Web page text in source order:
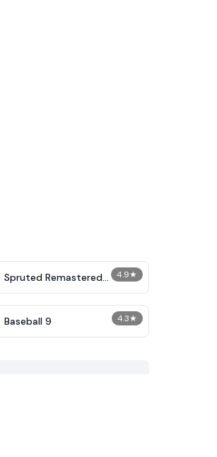
4.9★
Spruted Remastered
Alternative Phase 2
4.3★
Baseball 9